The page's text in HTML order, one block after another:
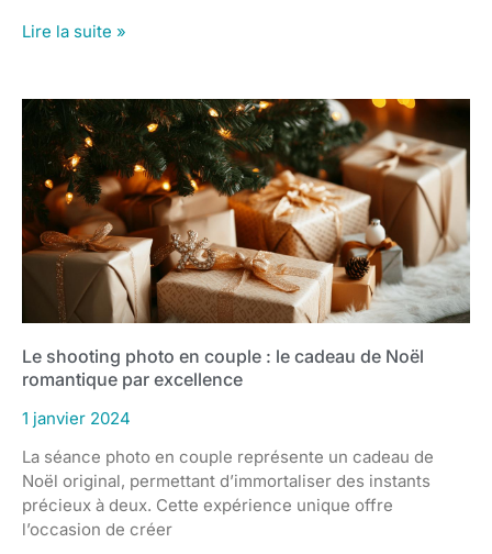
Lire la suite »
Le shooting photo en couple : le cadeau de Noël
romantique par excellence
1 janvier 2024
La séance photo en couple représente un cadeau de
Noël original, permettant d’immortaliser des instants
précieux à deux. Cette expérience unique offre
l’occasion de créer